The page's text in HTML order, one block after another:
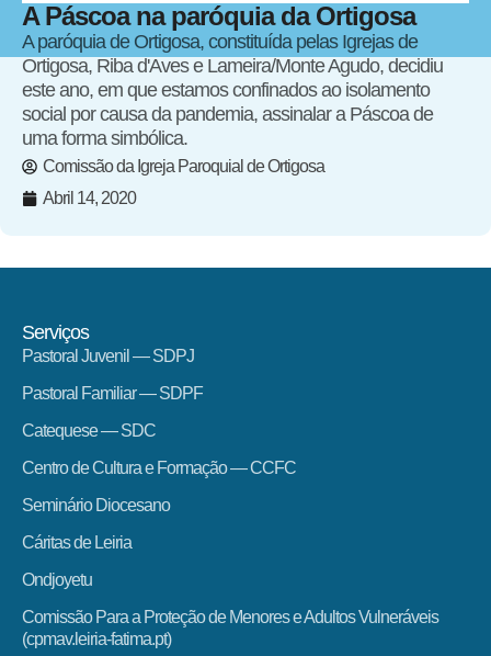
A Páscoa na paróquia da Ortigosa
A paróquia de Ortigosa, constituída pelas Igrejas de
Ortigosa, Riba d'Aves e Lameira/Monte Agudo, decidiu
este ano, em que estamos confinados ao isolamento
social por causa da pandemia, assinalar a Páscoa de
uma forma simbólica.
Comissão da Igreja Paroquial de Ortigosa
Abril 14, 2020
Serviços
Pastoral Juvenil — SDPJ
Pastoral Familiar — SDPF
Catequese — SDC
Centro de Cultura e Formação — CCFC
Seminário Diocesano
Cáritas de Leiria
Ondjoyetu
Comissão Para a Proteção de Menores e Adultos Vulneráveis
(cpmav.leiria-fatima.pt)